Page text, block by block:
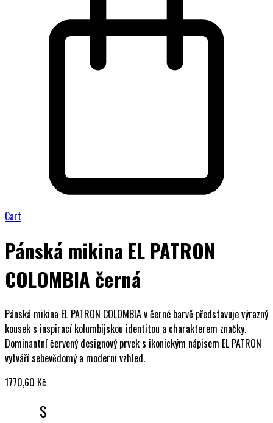
Cart
Pánská mikina EL PATRON
COLOMBIA černá
Pánská mikina EL PATRON COLOMBIA v černé barvě představuje výrazný
kousek s inspirací kolumbijskou identitou a charakterem značky.
Dominantní červený designový prvek s ikonickým nápisem EL PATRON
vytváří sebevědomý a moderní vzhled.
1770,60 Kč
S